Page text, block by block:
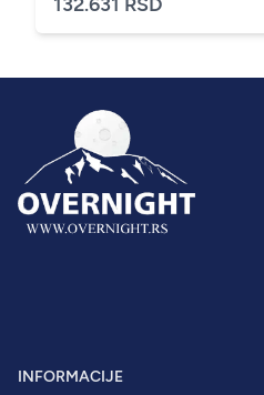
INFORMACIJE